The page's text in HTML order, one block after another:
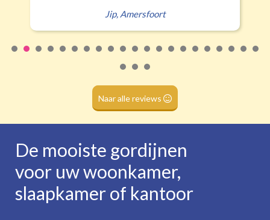
Jip, Amersfoort
Naar alle reviews
De mooiste gordijnen
voor uw woonkamer,
slaapkamer of kantoor